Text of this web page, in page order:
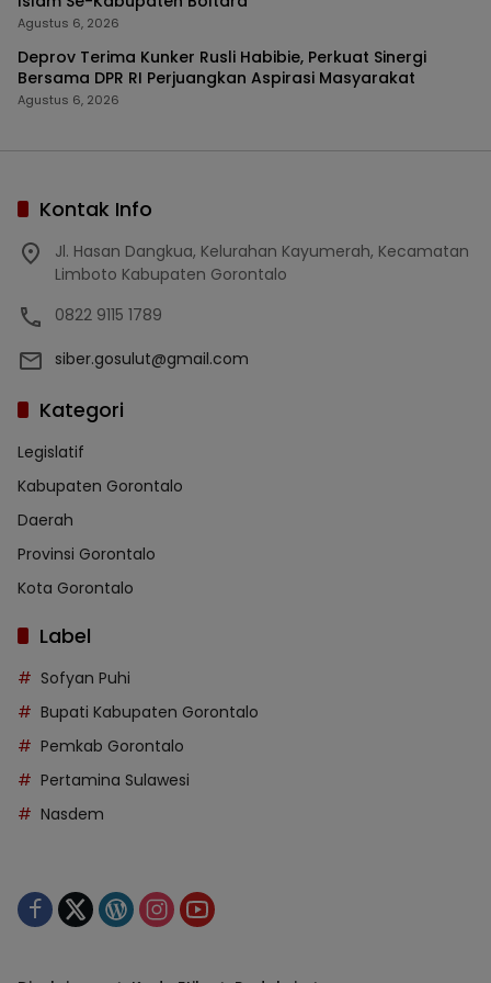
Agustus 6, 2026
Deprov Terima Kunker Rusli Habibie, Perkuat Sinergi
Bersama DPR RI Perjuangkan Aspirasi Masyarakat
Agustus 6, 2026
Kontak Info
Jl. Hasan Dangkua, Kelurahan Kayumerah, Kecamatan
Limboto Kabupaten Gorontalo
0822 9115 1789
siber.gosulut@gmail.com
Kategori
Legislatif
Kabupaten Gorontalo
Daerah
Provinsi Gorontalo
Kota Gorontalo
Label
Sofyan Puhi
Bupati Kabupaten Gorontalo
Pemkab Gorontalo
Pertamina Sulawesi
Nasdem